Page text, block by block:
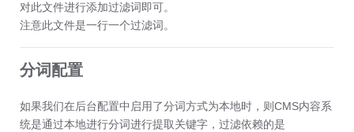
对此文件进行添加过滤词即可。
注意此文件是一行一个过滤词。
分词配置
如果我们在后台配置中启用了分词方式为本地时，则CMS内容系
统是通过本地进行分词进行提取关键字，过滤依赖的是